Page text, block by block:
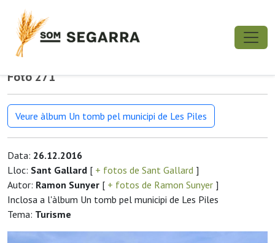
Foto 271
Veure àlbum Un tomb pel municipi de Les Piles
Data: 26.12.2016
Lloc: Sant Gallard [ + fotos de Sant Gallard ]
Autor: Ramon Sunyer [ + fotos de Ramon Sunyer ]
Inclosa a l'àlbum Un tomb pel municipi de Les Piles
Tema: Turisme